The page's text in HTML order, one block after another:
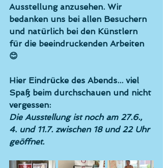
Ausstellung anzusehen. Wir
bedanken uns bei allen Besuchern
und natürlich bei den Künstlern
für die beeindruckenden Arbeiten
😊
Hier Eindrücke des Abends... viel
Spaß beim durchschauen und nicht
vergessen:
Die Ausstellung ist noch am 27.6.,
4. und 11.7. zwischen 18 und 22 Uhr
geöffnet.